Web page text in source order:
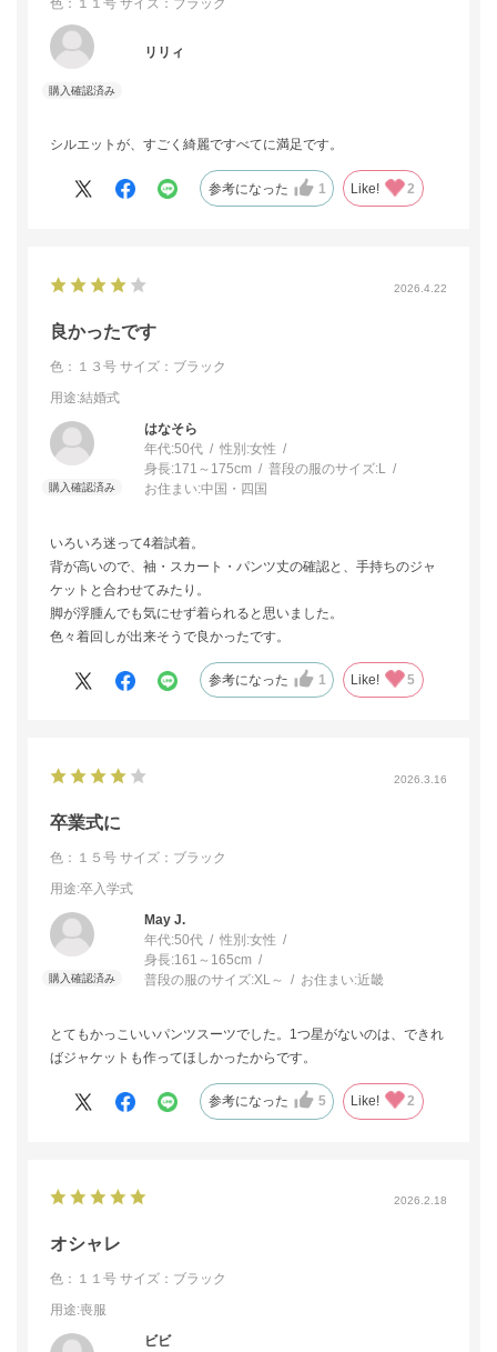
色：１１号 サイズ：ブラック
リリィ
シルエットが、すごく綺麗ですべてに満足です。
参考になった 1 Like! 2
2026.4.22
良かったです
色：１３号 サイズ：ブラック
用途:結婚式
はなそら
年代:50代 性別:女性
身長:171～175cm 普段の服のサイズ:L
お住まい:中国・四国
いろいろ迷って4着試着。
背が高いので、袖・スカート・パンツ丈の確認と、手持ちのジャ
ケットと合わせてみたり。
脚が浮腫んでも気にせず着られると思いました。
色々着回しが出来そうで良かったです。
参考になった 1 Like! 5
2026.3.16
卒業式に
色：１５号 サイズ：ブラック
用途:卒入学式
May J.
年代:50代 性別:女性
身長:161～165cm
普段の服のサイズ:XL～ お住まい:近畿
とてもかっこいいパンツスーツでした。1つ星がないのは、できれ
ばジャケットも作ってほしかったからです。
参考になった 5 Like! 2
2026.2.18
オシャレ
色：１１号 サイズ：ブラック
用途:喪服
ビビ